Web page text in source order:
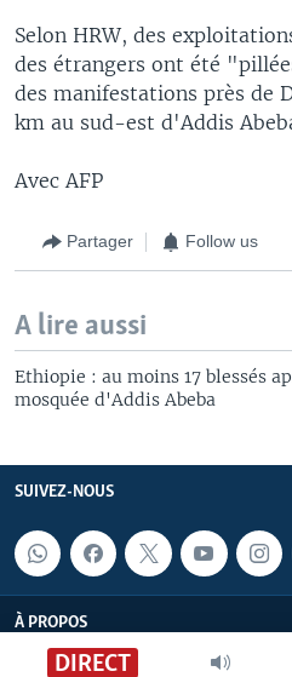
DIRECT
Selon HRW, des
des étrangers ont été
des manifestations près de
km au sud-est d'Addis
Avec AFP
Partager Follow us
A lire aussi
Ethiopie : au moins 17 blessés
mosquée d'Addis Abeba
SUIVEZ-NOUS
À PROPOS